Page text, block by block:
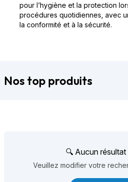
pour l’hygiène et la protection
procédures quotidiennes, avec
la conformité et à la sécurité.
Nos top produits
🔍 Aucun
Veuillez modifier votre